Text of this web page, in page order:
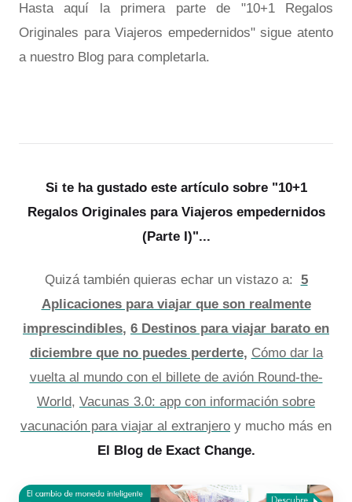
Hasta aquí la primera parte de "10+1 Regalos
Originales para Viajeros empedernidos" sigue atento
a nuestro Blog para completarla.
Si te ha gustado este artículo sobre "10+1
Regalos Originales para Viajeros empedernidos
(Parte I)"...
Quizá también quieras echar un vistazo a: 5
Aplicaciones para viajar que son realmente
imprescindibles, ​6 Destinos para viajar barato en
diciembre que no puedes perderte, Cómo dar la
vuelta al mundo con el billete de avión Round-the-
World, Vacunas 3.0: app con información sobre
vacunación para viajar al extranjero y mucho más en
El Blog de Exact Change.